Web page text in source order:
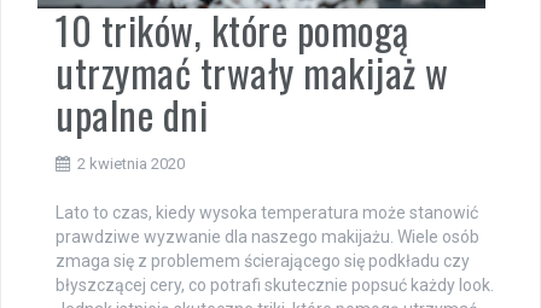
10 trików, które pomogą
utrzymać trwały makijaż w
upalne dni
2 kwietnia 2020
Lato to czas, kiedy wysoka temperatura może stanowić
prawdziwe wyzwanie dla naszego makijażu. Wiele osób
zmaga się z problemem ścierającego się podkładu czy
błyszczącej cery, co potrafi skutecznie popsuć każdy look.